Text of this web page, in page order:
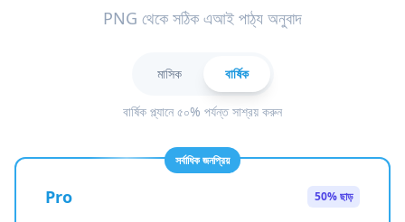
PNG থেকে সঠিক এআই পাঠ্য অনুবাদ
মাসিক বার্ষিক
বার্ষিক প্ল্যানে ৫০% পর্যন্ত সাশ্রয় করুন
সর্বাধিক জনপ্রিয়
Pro 50% ছাড়